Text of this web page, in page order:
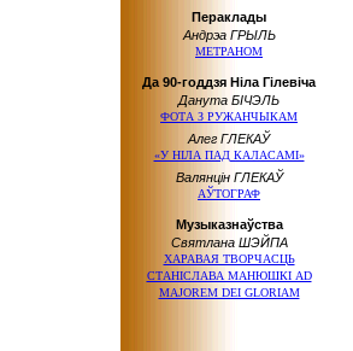
Пераклады
Андрэа ГРЫЛЬ
МЕТРАНОМ
Да 90-годдзя Ніла Гілевіча
Данута БІЧЭЛЬ
ФОТА З РУЖАНЧЫКАМ
Алег ГЛЕКАЎ
«У НІЛА ПАД КАЛАСАМІ»
Валянцін ГЛЕКАЎ
АЎТОГРАФ
Музыказнаўства
Святлана ШЭЙПА
ХАРАВАЯ ТВОРЧАСЦЬ
СТАНІСЛАВА МАНЮШКІ AD
MAJOREM DEI GLORIAM